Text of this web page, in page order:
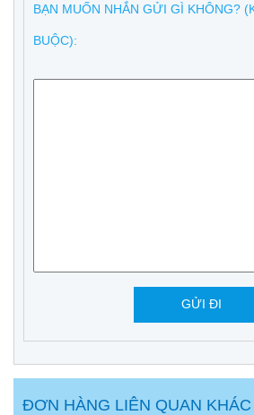
BẠN MUỐN NHẮN GỬI GÌ KHÔNG?
BUỘC):
ĐƠN HÀNG LIÊN QUAN KHÁC